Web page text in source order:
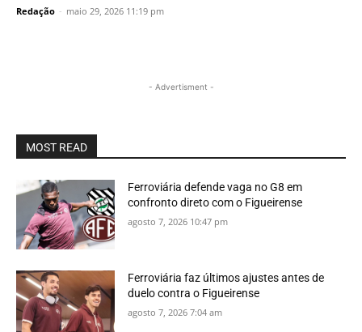
Redação - maio 29, 2026 11:19 pm
- Advertisment -
MOST READ
Ferroviária defende vaga no G8 em
confronto direto com o Figueirense
agosto 7, 2026 10:47 pm
Ferroviária faz últimos ajustes antes de
duelo contra o Figueirense
agosto 7, 2026 7:04 am